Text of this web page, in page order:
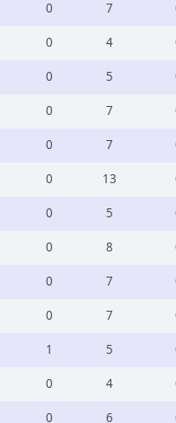
0 7
0 4
0 5
0 7
0 7
0 13
0 5
0 8
0 7
0 7
1 5
0 4
0 6